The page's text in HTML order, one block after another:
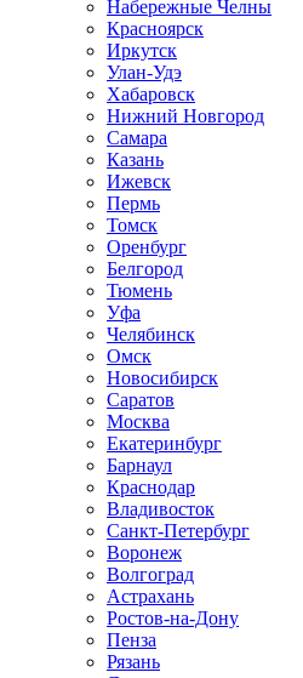
Набережные Челны
Красноярск
Иркутск
Улан-Удэ
Хабаровск
Нижний Новгород
Самара
Казань
Ижевск
Пермь
Томск
Оренбург
Белгород
Тюмень
Уфа
Челябинск
Омск
Новосибирск
Саратов
Москва
Екатеринбург
Барнаул
Краснодар
Владивосток
Санкт-Петербург
Воронеж
Волгоград
Астрахань
Ростов-на-Дону
Пенза
Рязань